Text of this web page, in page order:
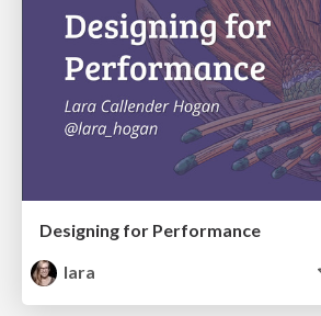
Designing for Performance
lara